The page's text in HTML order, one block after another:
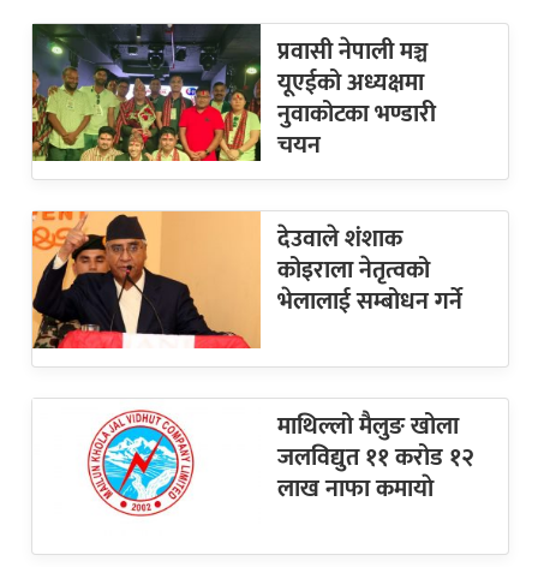
प्रवासी नेपाली मञ्च
यूएईको अध्यक्षमा
नुवाकोटका भण्डारी
चयन
देउवाले शंशाक
कोइराला नेतृत्वको
भेलालाई सम्बोधन गर्ने
माथिल्लो मैलुङ खोला
जलविद्युत ११ करोड १२
लाख नाफा कमायाे